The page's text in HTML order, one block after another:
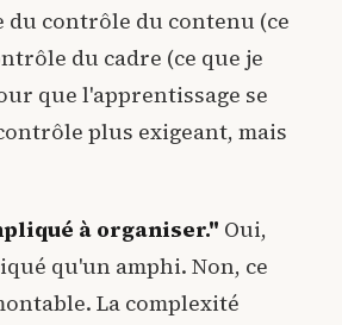
du contrôle du contenu (ce
du cadre (ce que je
que l'apprentissage se
plus exigeant, mais
à organiser." Oui,
qu'un amphi. Non, ce
La complexité